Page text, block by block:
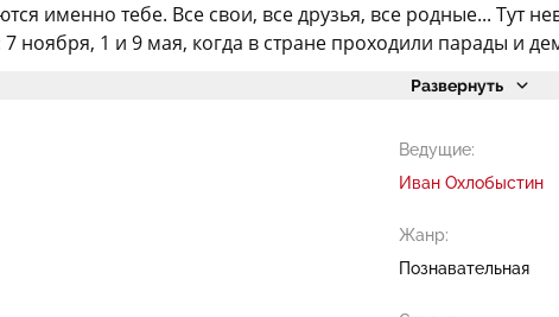
именно тебе. Все свои, все друзья, все родные... Тут
7 ноября, 1 и 9 мая, когда в стране проходили парады и
Развернуть
Ведущие:
Иван Охлобыстин
Жанр:
Познавательная